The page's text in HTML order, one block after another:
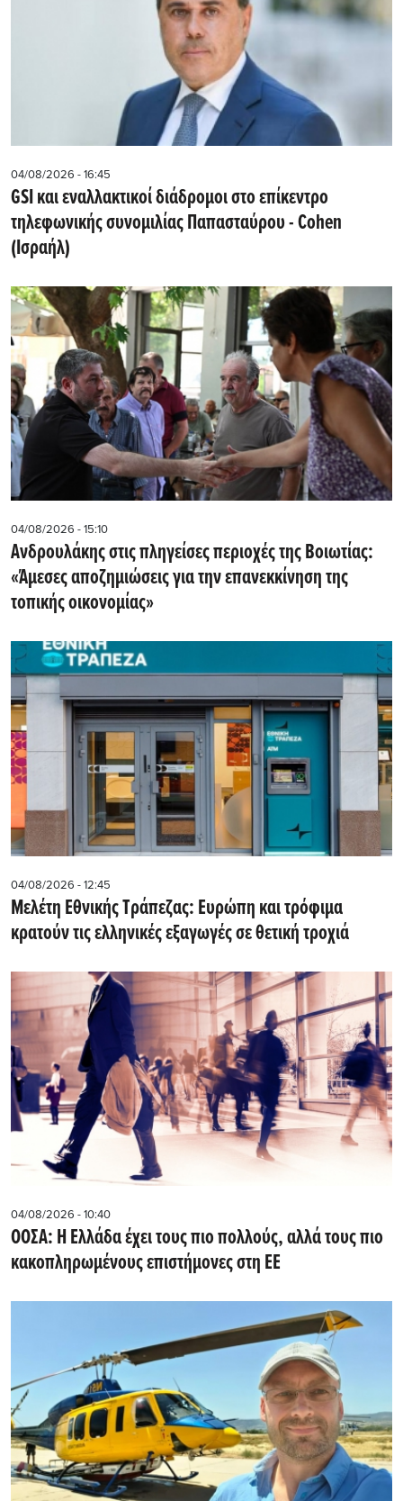
04/08/2026 - 16:45
GSI και εναλλακτικοί διάδρομοι στο επίκεντρο
τηλεφωνικής συνομιλίας Παπασταύρου - Cohen
(Ισραήλ)
04/08/2026 - 15:10
Ανδρουλάκης στις πληγείσες περιοχές της Βοιωτίας:
«Άμεσες αποζημιώσεις για την επανεκκίνηση της
τοπικής οικονομίας»
04/08/2026 - 12:45
Μελέτη Εθνικής Τράπεζας: Ευρώπη και τρόφιμα
κρατούν τις ελληνικές εξαγωγές σε θετική τροχιά
04/08/2026 - 10:40
ΟΟΣΑ: Η Ελλάδα έχει τους πιο πολλούς, αλλά τους πιο
κακοπληρωμένους επιστήμονες στη ΕΕ